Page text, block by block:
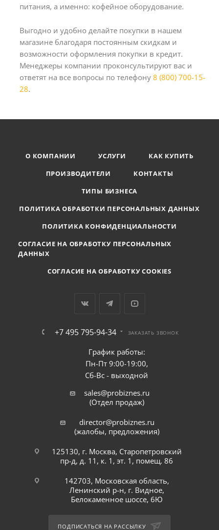
питания, а именно: кофейное оборудование.
Выгодно и удобно делайте покупки в нашем
магазине благодаря постоянным скидкам и
возможности оформления покупки в кредит.
Менеджеры компании проконсультируют вас и
ответят на все вопросы по телефону 8 (800) 700-15-
28.
О КОМПАНИИ УСЛУГИ
КАК КУПИТЬ
ПРОИЗВОДИТЕЛИ
КОНТАКТЫ
ТИПЫ БИЗНЕСА
ПОЛИТИКА ОБРАБОТКИ ПЕРСОНАЛЬНЫХ ДАННЫХ
ПОЛИТИКА КОНФИДЕНЦИАЛЬНОСТИ
СОГЛАСИЕ НА ОБРАБОТКУ ПЕРСОНАЛЬНЫХ
ДАННЫХ
СОГЛАСИЕ НА ОБРАБОТКУ COOKIES
+7 495 795-94-34 ЗАКАЗАТЬ ЗВОНОК
График работы:
Пн-Пт 9:00-19:00,
Сб-Вс - выходной
sales@probiznes.ru
(Отдел продаж)
director@probiznes.ru
(жалобы, предложения)
125130, г. Москва, Старопетровский
пр-д, д. 11, к. 1, эт. 1, помещ. 86
142703, Московская область,
Ленинский р-н, г. Видное,
Белокаменное шоссе, 6Ю
ПОДПИСАТЬСЯ НА РАССЫЛКУ